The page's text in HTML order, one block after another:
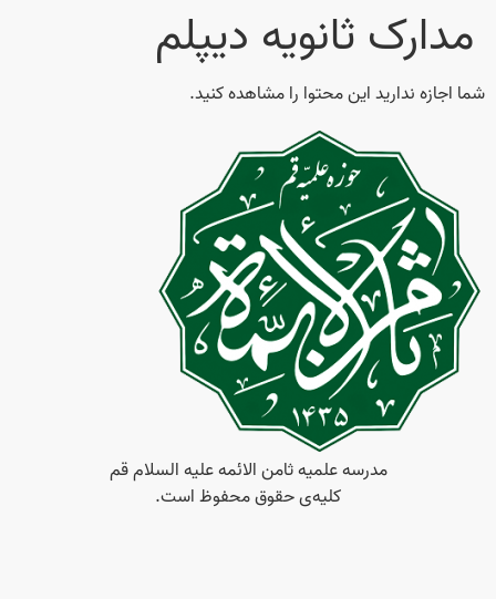
مدارک ثانویه دیپلم
شما اجازه ندارید این محتوا را مشاهده کنید.
مدرسه علمیه ثامن‌ الائمه علیه السلام قم
کلیه‌ی حقوق محفوظ است.